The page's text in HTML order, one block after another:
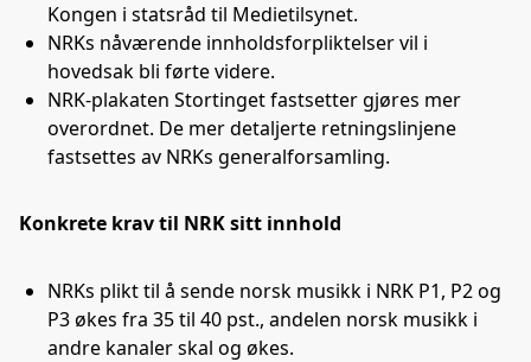
Kongen i statsråd til Medietilsynet.
NRKs nåværende innholdsforpliktelser vil i
hovedsak bli førte videre.
NRK-plakaten Stortinget fastsetter gjøres mer
overordnet. De mer detaljerte retningslinjene
fastsettes av NRKs generalforsamling.
Konkrete krav til NRK sitt innhold
NRKs plikt til å sende norsk musikk i NRK P1, P2 og
P3 økes fra 35 til 40 pst., andelen norsk musikk i
andre kanaler skal og økes.